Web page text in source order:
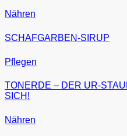
Nähren
SCHAFGARBEN-SIRUP
Pflegen
TONERDE – DER UR-
SICH!
Nähren